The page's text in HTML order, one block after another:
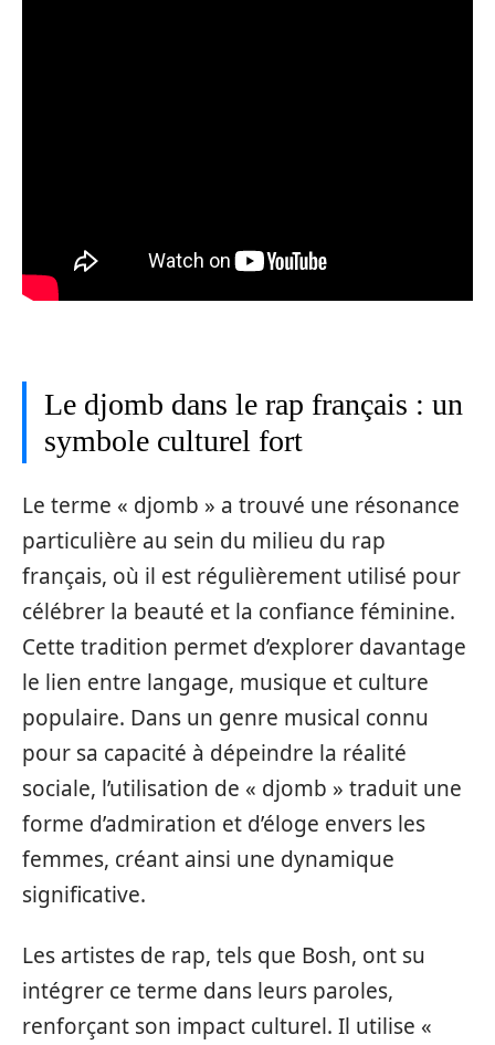
Le djomb dans le rap français : un
symbole culturel fort
Le terme « djomb » a trouvé une résonance
particulière au sein du milieu du rap
français, où il est régulièrement utilisé pour
célébrer la beauté et la confiance féminine.
Cette tradition permet d’explorer davantage
le lien entre langage, musique et culture
populaire. Dans un genre musical connu
pour sa capacité à dépeindre la réalité
sociale, l’utilisation de « djomb » traduit une
forme d’admiration et d’éloge envers les
femmes, créant ainsi une dynamique
significative.
Les artistes de rap, tels que Bosh, ont su
intégrer ce terme dans leurs paroles,
renforçant son impact culturel. Il utilise «